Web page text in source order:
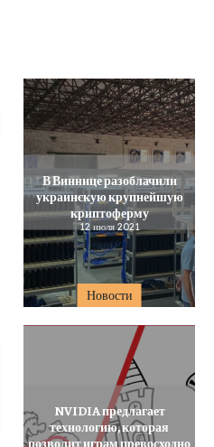
Новости
В Виннице разоблачили
украинскую крупнейшую
криптоферму
12 июля 2021
NVIDIA предлагает
технологию, которая
позволит играм превосходно